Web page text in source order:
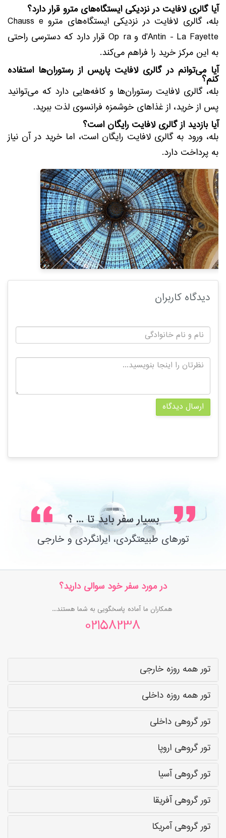
آیا گالری لافایت در نزدیکی ایستگاه‌های مترو قرار دارد؟
بله، گالری لافایت در نزدیکی ایستگاه‌های مترو Chaussée
d'Antin - La Fayette و Opéra قرار دارد که دسترسی راحتی
به این مرکز خرید را فراهم می‌کند.
آیا می‌توانم در گالری لافایت پاریس از رستوران‌ها استفاده
کنم؟
بله، گالری لافایت رستوران‌ها و کافه‌هایی دارد که می‌توانید
پس از خرید، از غذاهای خوشمزه فرانسوی لذت ببرید.
آیا بازدید از گالری لافایت رایگان است؟
بله، ورود به گالری لافایت رایگان است، اما خرید در آن نیاز
به پرداخت دارد.
دیدگاه کاربران
ارسال دیدگاه
بسیار سفر باید تا ... ؟
تورهای طبیعتگردی، ایرانگردی و خارجی
در مورد سفر خود سوالی دارید؟
همکاران ما آماده پاسخگویی به شما هستند...
02158238
تور همه روزه خارجی
تور همه روزه داخلی
تور گروهی داخلی
تور گروهی اروپا
تور گروهی آسیا
تور گروهی آفریقا
تور گروهی آمریکا